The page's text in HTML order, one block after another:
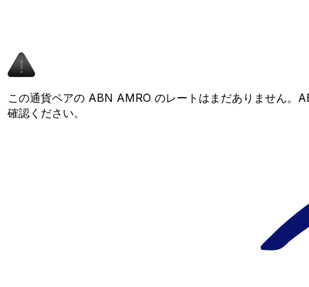
この通貨ペアの ABN AMRO のレートはまだありません。
確認ください。